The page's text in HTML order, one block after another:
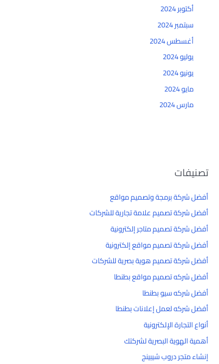
أكتوبر 2024
سبتمبر 2024
أغسطس 2024
يوليو 2024
يونيو 2024
مايو 2024
مارس 2024
تصنيفات
أفضل شركة برمجة وتصميم مواقع
أفضل شركة تصميم علامة تجارية للشركات
أفضل شركة تصميم متاجر إلكترونية
أفضل شركة تصميم مواقع إلكترونية
أفضل شركة تصميم هوية بصرية للشركات
أفضل شركه تصميم مواقع بطنطا
أفضل شركه سيو بطنطا
أفضل شركه لعمل إعلانات بطنطا
أنواع التجارة الإلكترونية
أهمية الهوية البصرية لشركتك
إنشاء متجر دروب شيبينج